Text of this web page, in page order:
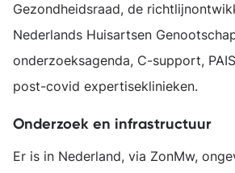
Gezondheidsraad, de
Nederlands Huisartsen
onderzoeksagenda, C-support,
post-covid expertiseklinieken.
Onderzoek en infrastructuur
Er is in Nederland, via ZonMw,